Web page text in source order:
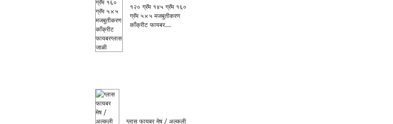
१२० ग्रॅम १४५ ग्रॅम १६०
ग्रॅम ५×५ मजबुतीकरण
काँक्रीट फायबर...
ग्लास फायबर मेष / अल्कली